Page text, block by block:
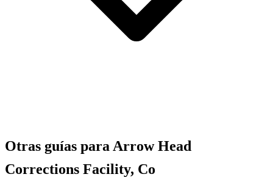
Otras guías para Arrow Head
Corrections Facility, Co